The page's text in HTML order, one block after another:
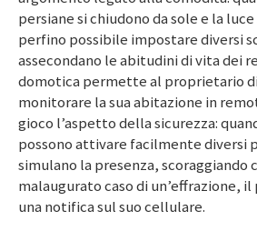
persiane si chiudono da sole e la luce
perfino possibile impostare diversi
assecondano le abitudini di vita dei
domotica permette al proprietario
monitorare la sua abitazione in
gioco l’aspetto della sicurezza:
possono attivare facilmente diversi
simulano la presenza, scoraggiando
malaugurato caso di un’effrazione,
una notifica sul suo cellulare.